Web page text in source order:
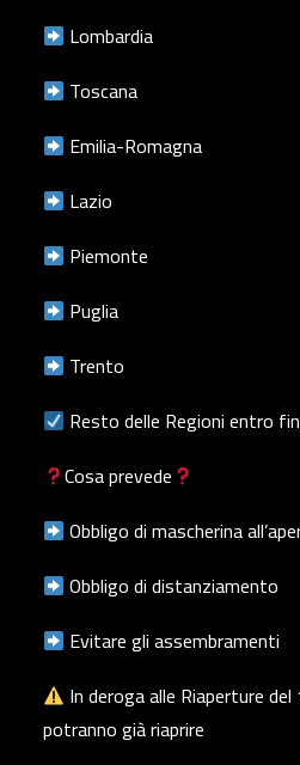
Lombardia
Toscana
Emilia-Romagna
Lazio
Piemonte
Puglia
Trento
Resto delle Regioni entro
Cosa prevede
Obbligo di mascherina
Obbligo di distanziamento
Evitare gli assembramenti
In deroga alle Riaperture
potranno già riaprire